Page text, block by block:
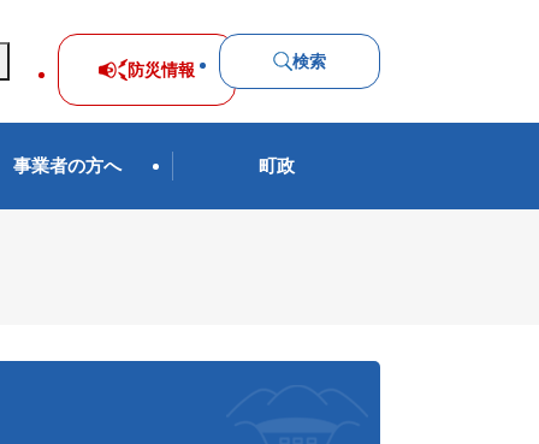
防災情報 検索
事業者の方へ 町政